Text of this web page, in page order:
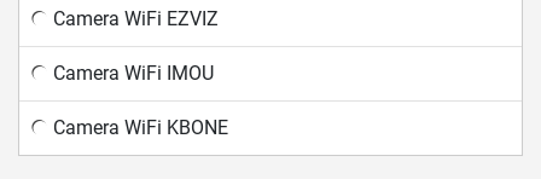
Camera WiFi EZVIZ
Camera WiFi IMOU
Camera WiFi KBONE